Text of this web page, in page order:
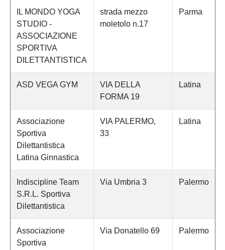
IL MONDO YOGA
STUDIO -
ASSOCIAZIONE
SPORTIVA
DILETTANTISTICA
strada mezzo
moletolo n.17
Parma
ASD VEGA GYM
VIA DELLA
FORMA 19
Latina
Associazione
Sportiva
Dilettantistica
Latina Ginnastica
VIA PALERMO,
33
Latina
Indiscipline Team
S.R.L. Sportiva
Dilettantistica
Via Umbria 3 Palermo
Associazione
Sportiva
Via Donatello 69 Palermo